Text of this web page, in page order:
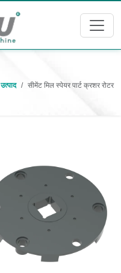
उत्पाद सीमेंट मिल स्पेयर पार्ट क्रशर रोटर